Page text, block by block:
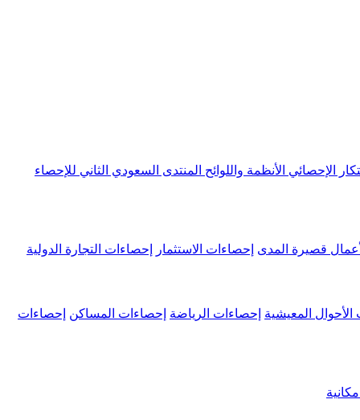
الإحصائي الأنظمة واللوائح المنتدى السعودي الثاني للإحصاء
قصيرة المدى إحصاءات الاستثمار إحصاءات التجارة الدولية
الأحوال المعيشية إحصاءات الرياضة إحصاءات المساكن إحصاءات